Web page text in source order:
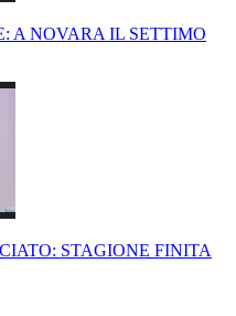
A NOVARA IL SETTIMO
STAGIONE FINITA